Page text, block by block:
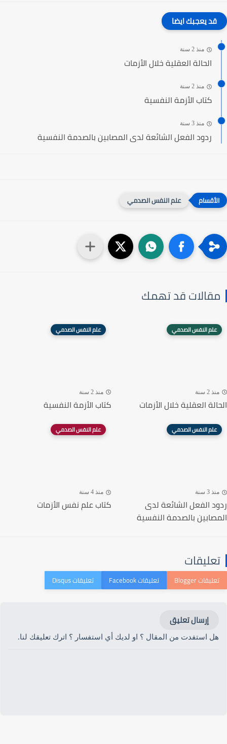
قد يعجبك ايضا
منذ 2 سنة
الحالة العقلية خلال الأزمات
منذ 2 سنة
كتاب الأزمة النفسية
منذ 3 سنة
ردود الفعل الشائعة لدى المصابين بالصدمة النفسية
علم النفس الصدمي
مقالات قد تهمك
علم النفس الصدمي
منذ 2 سنة
الحالة العقلية خلال الأزمات
علم النفس الصدمي
منذ 2 سنة
كتاب الأزمة النفسية
علم النفس الصدمي
منذ 3 سنة
ردود الفعل الشائعة لدى
المصابين بالصدمة النفسية
علم النفس الصدمي
منذ 4 سنة
كتاب علم نفس الأزمات
تعليقات
إرسال تعليق
هل استفدت من المقال ؟ او لديك أي استفسار ؟ اترك تعليقك لنا.